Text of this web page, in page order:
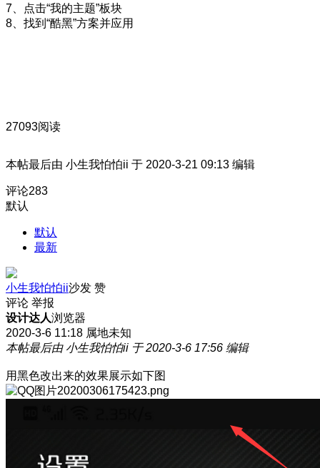
7、点击“我的主题”板块
8、找到“酷黑”方案并应用
27093阅读
本帖最后由 小生我怕怕ii 于 2020-3-21 09:13 编辑
评论283
默认
默认
最新
小生我怕怕ii沙发 赞
评论 举报
设计达人浏览器
2020-3-6 11:18 属地未知
本帖最后由 小生我怕怕ii 于 2020-3-6 17:56 编辑
用黑色改出来的效果展示如下图